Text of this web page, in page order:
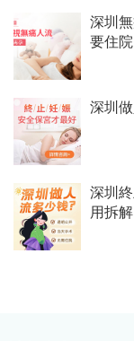
深圳
要住院
深圳
深圳
用拆解